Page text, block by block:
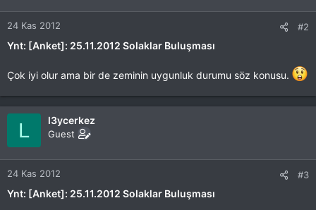
24 Kas 2012 #2
Ynt: [Anket]: 25.11.2012 Solaklar Buluşması
Çok iyi olur ama bir de zeminin uygunluk durumu söz konusu.
L l3ycerkez
Guest
24 Kas 2012 #3
Ynt: [Anket]: 25.11.2012 Solaklar Buluşması